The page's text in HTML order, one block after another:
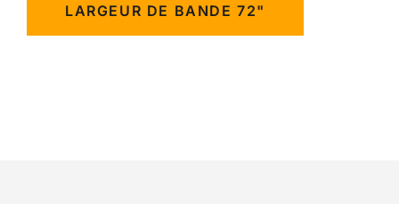
LARGEUR DE BANDE 72"